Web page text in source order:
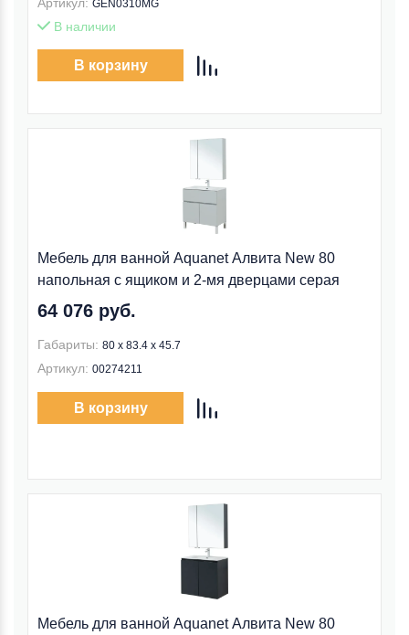
GEN0310MG
В наличии
В корзину
Мебель для ванной Aquanet Алвита New 80
напольная с ящиком и 2-мя дверцами серая
64 076 руб.
Габариты: 80 х 83.4 х 45.7
Артикул: 00274211
В корзину
Мебель для ванной Aquanet Алвита New 80